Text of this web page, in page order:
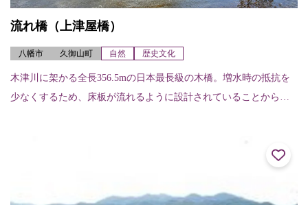
流れ橋（上津屋橋）
八幡市 久御山町 自然 歴史文化
木津川に架かる全長356.5mの日本最長級の木橋。増水時の抵抗を
少なくするため、床板が流れるように設計されていることから